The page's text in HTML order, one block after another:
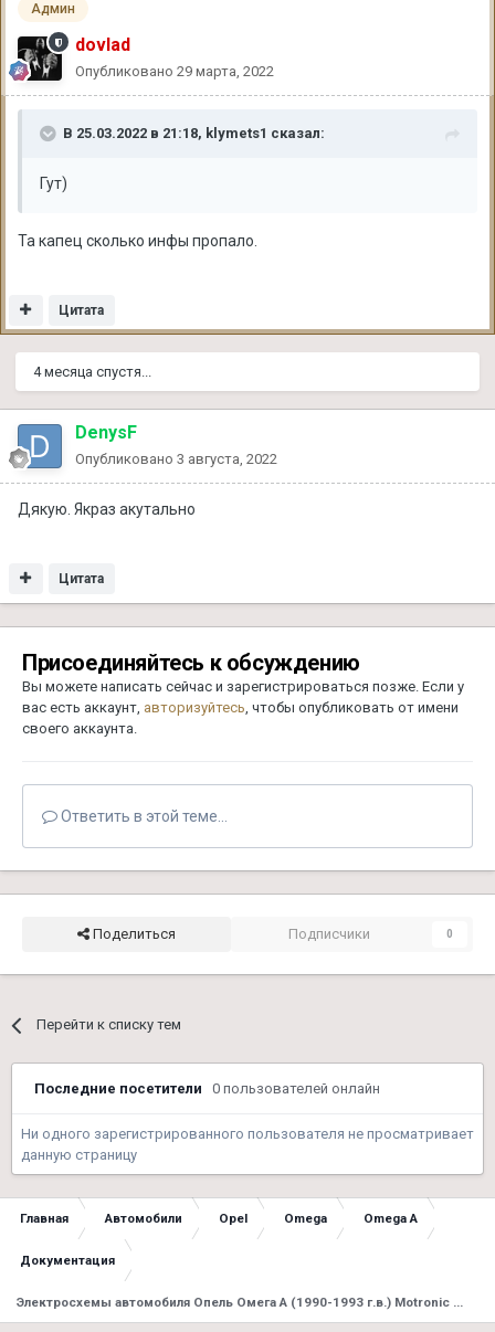
Админ
dovlad
Опубликовано 29 марта, 2022
В 25.03.2022 в 21:18, klymets1 сказал:
Гут)
Та капец сколько инфы пропало.
Цитата
4 месяца спустя...
DenysF
Опубликовано 3 августа, 2022
Дякую. Якраз акутально
Цитата
Присоединяйтесь к обсуждению
Вы можете написать сейчас и зарегистрироваться позже. Если у
вас есть аккаунт, авторизуйтесь, чтобы опубликовать от имени
своего аккаунта.
Ответить в этой теме...
Поделиться Подписчики 0
Перейти к списку тем
Последние посетители 0 пользователей онлайн
Ни одного зарегистрированного пользователя не просматривает
данную страницу
Главная Автомобили Opel Omega Omega A
Документация
Электросхемы автомобиля Опель Омега А (1990-1993 г.в.) Motronic M1.5